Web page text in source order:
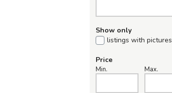
Show only
listings with pictures
Price
Min. Max.